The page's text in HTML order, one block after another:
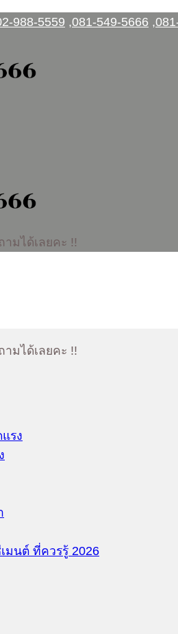
988-5559 ,081-549-5666 ,
มได้เลยคะ !!
มได้เลยคะ !!
รง
มนต์ ที่ควรรู้ 2026